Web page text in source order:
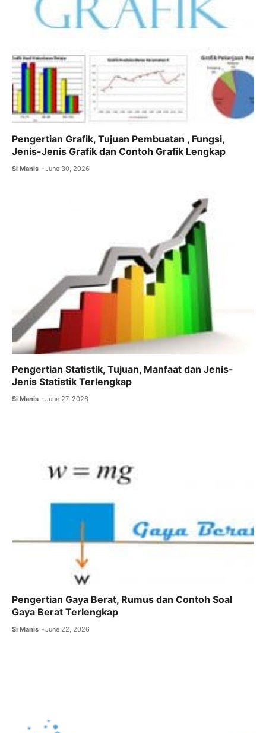
Pengertian Grafik, Tujuan Pembuatan , Fungsi,
Jenis-Jenis Grafik dan Contoh Grafik Lengkap
Si Manis June 30, 2026
Pengertian Statistik, Tujuan, Manfaat dan Jenis-
Jenis Statistik Terlengkap
Si Manis June 27, 2026
Pengertian Gaya Berat, Rumus dan Contoh Soal
Gaya Berat Terlengkap
Si Manis June 22, 2026